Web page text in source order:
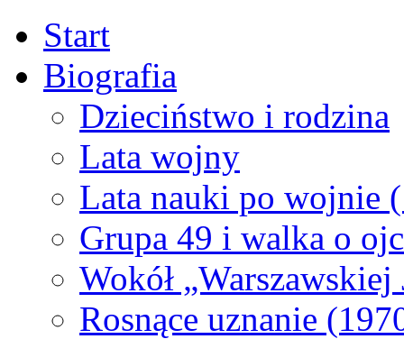
Start
Biografia
Dzieciństwo i rodzina
Lata wojny
Lata nauki po wojnie
Grupa 49 i walka o
Wokół
Rosnące uznanie